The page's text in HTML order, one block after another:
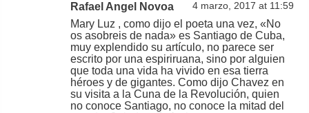
Rafael Angel Novoa 4 marzo, 2017 at 11:59
Mary Luz , como dijo el poeta una vez, «No
os asobreis de nada» es Santiago de Cuba,
muy explendido su artículo, no parece ser
escrito por una espiriruana, sino por alguien
que toda una vida ha vivido en esa tierra
héroes y de gigantes. Como dijo Chavez en
su visita a la Cuna de la Revolución, quien
no conoce Santiago, no conoce la mitad del